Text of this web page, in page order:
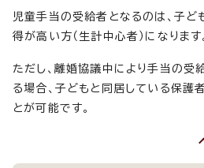
児童手当の受給者となるのは、子
得が高い方（生計中心者）になります
ただし、離婚協議中により手当の受
る場合、子どもと同居している保護
とが可能です。